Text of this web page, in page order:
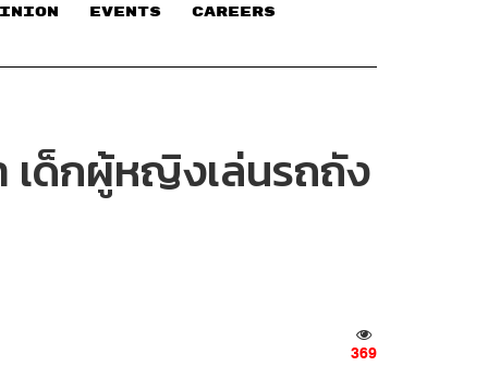
EVENTS CAREERS
เด็กผู้หญิงเล่นรถถัง
369